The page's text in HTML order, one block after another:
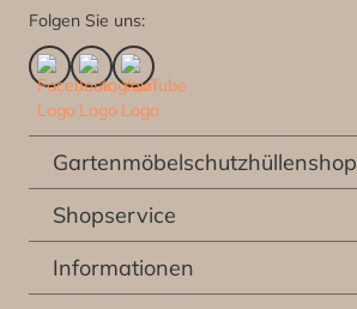
Folgen Sie uns:
Gartenmöbelschutzhüllenshop
Shopservice
Informationen